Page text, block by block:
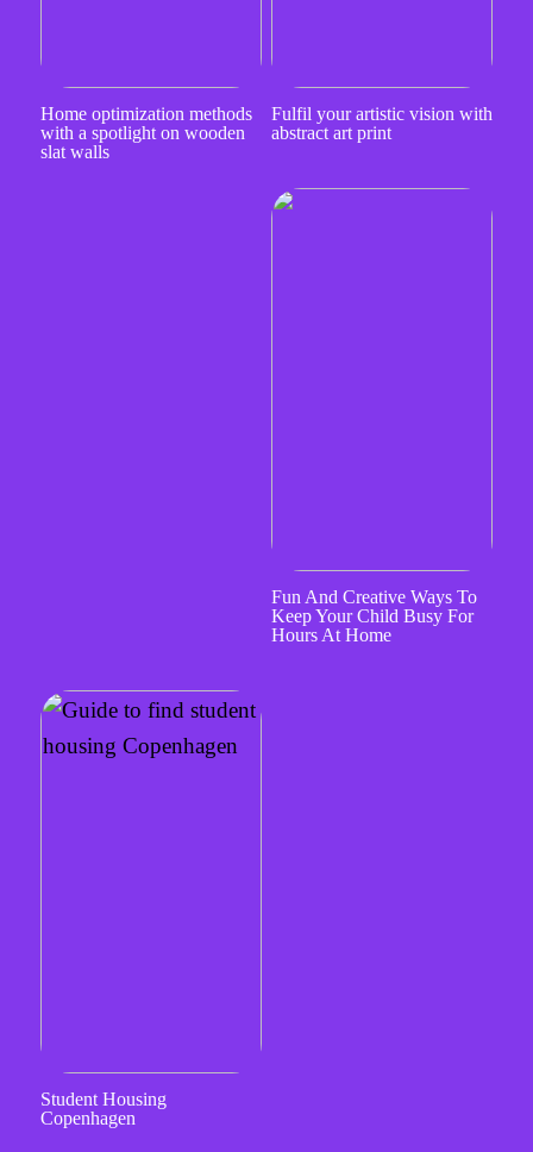
Home optimization methods
with a spotlight on wooden
slat walls
Fulfil your artistic vision with
abstract art print
Fun And Creative Ways To
Keep Your Child Busy For
Hours At Home
Student Housing
Copenhagen